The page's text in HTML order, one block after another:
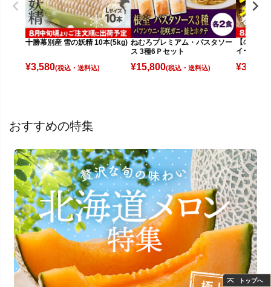
十勝幕別産 雪の妖精 10本(5kg)
¥3,580(税込)
ねむろプレミアム・パスタソー
ス 3種6Ｐセット
¥15,800(税込)
【のし不
イートコ
¥3,080
おすすめの特集
トップへ